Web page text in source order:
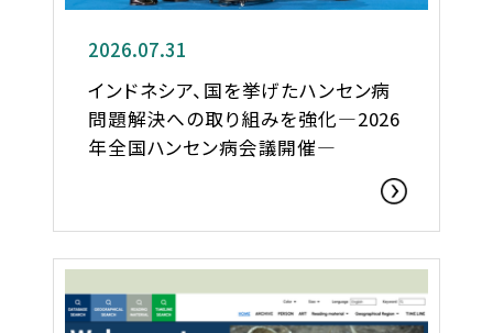
2026.07.31
インドネシア、国を挙げたハンセン病
問題解決への取り組みを強化―2026
年全国ハンセン病会議開催―